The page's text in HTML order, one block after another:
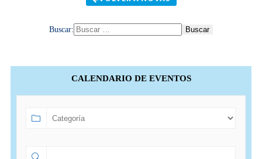
Buscar:
CALENDARIO DE EVENTOS